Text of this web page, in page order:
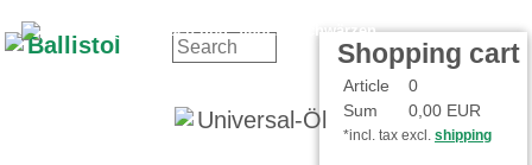
Shopping cart
Article
0
Sum
0,00 EUR
*incl. tax excl. shipping